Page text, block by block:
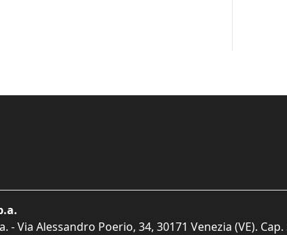
Via Alessandro Poerio, 34, 30171 Venezia (VE). Cap.